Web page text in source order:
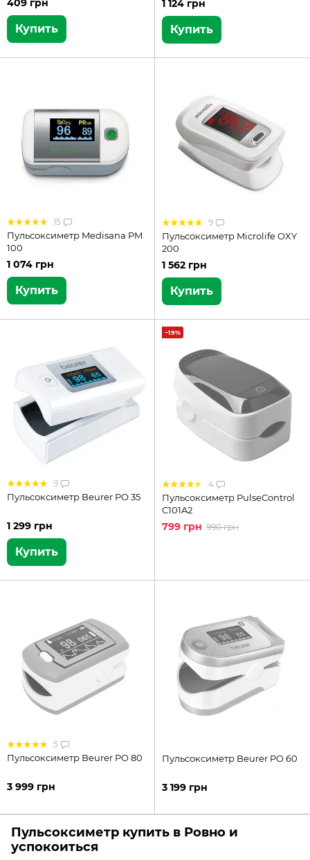
Купить
1 124 грн
Купить
15
Пульсоксиметр Medisana PM
100
1 074 грн
Купить
9
Пульсоксиметр Microlife OXY
200
1 562 грн
Купить
9
Пульсоксиметр Beurer PO 35
1 299 грн
Купить
−19%
4
Пульсоксиметр PulseControl
C101A2
799 грн 990 грн
5
Пульсоксиметр Beurer PO 80
3 999 грн
Пульсоксиметр Beurer PO 60
3 199 грн
Пульсоксиметр купить в Ровно и
успокоиться